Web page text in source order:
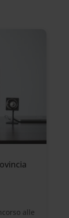
alle